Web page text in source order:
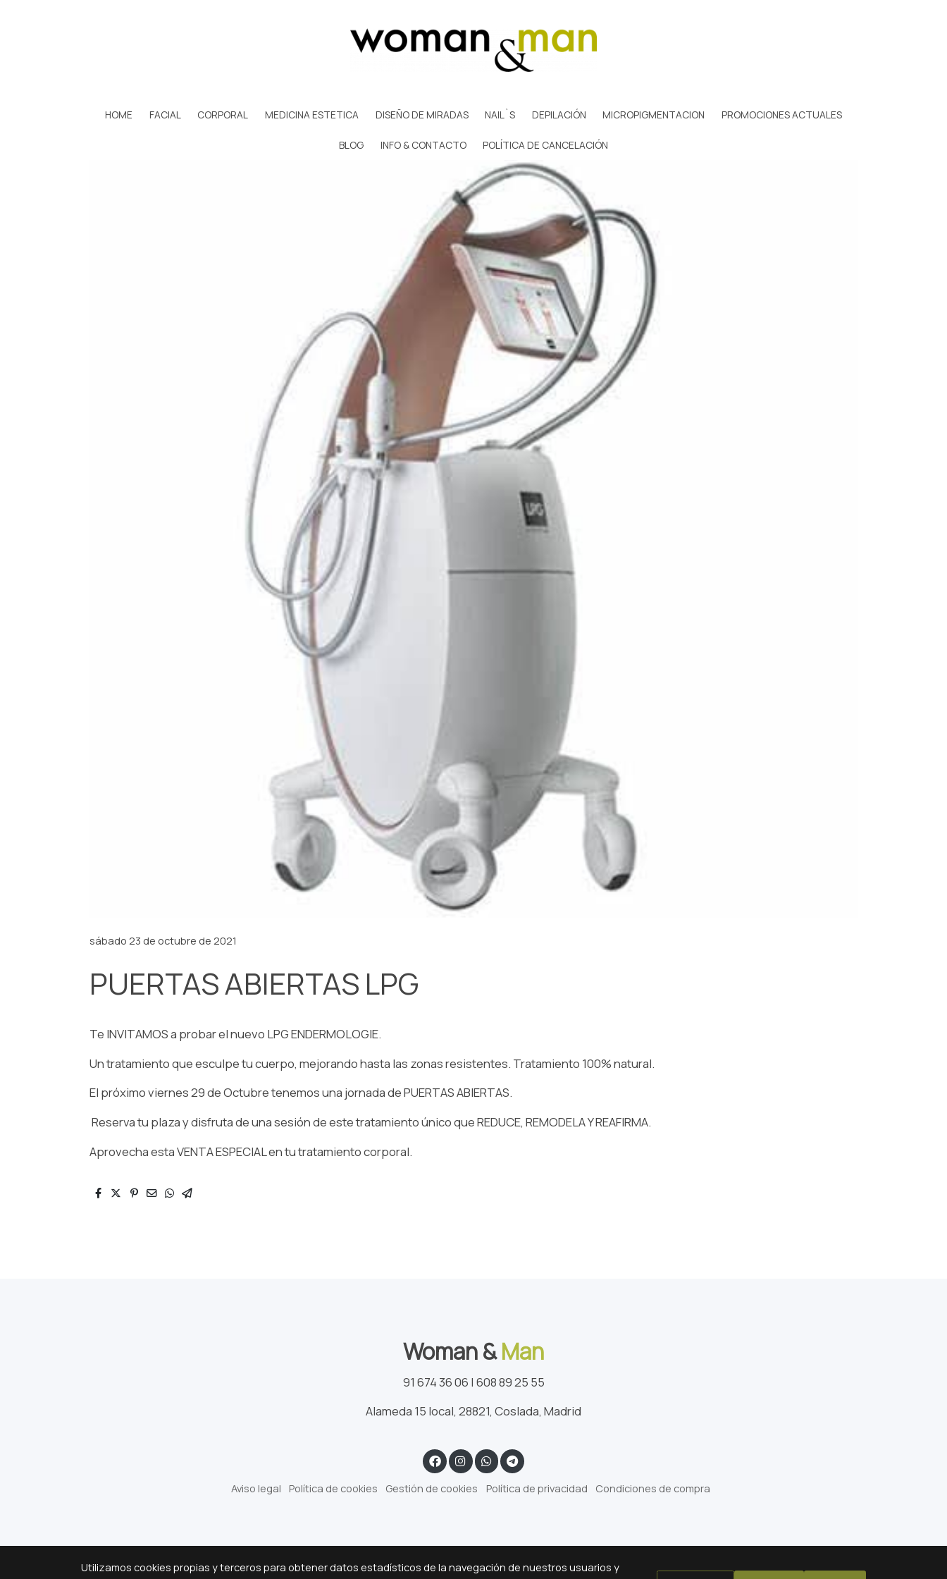
HOME FACIAL CORPORAL MEDICINA ESTETICA DISEÑO DE MIRADAS NAIL`S DEPILACIÓN MICROPIGMENTACION PROMOCIONES ACTUALES
BLOG INFO & CONTACTO POLÍTICA DE CANCELACIÓN
sábado 23 de octubre de 2021
PUERTAS ABIERTAS LPG
Te INVITAMOS a probar el nuevo LPG ENDERMOLOGIE.
Un tratamiento que esculpe tu cuerpo, mejorando hasta las zonas resistentes. Tratamiento 100% natural.
El próximo viernes 29 de Octubre tenemos una jornada de PUERTAS ABIERTAS.
Reserva tu plaza y disfruta de una sesión de este tratamiento único que REDUCE, REMODELA Y REAFIRMA.
Aprovecha esta VENTA ESPECIAL en tu tratamiento corporal.
Woman &Man
91 674 36 06 | 608 89 25 55
Alameda 15 local, 28821, Coslada, Madrid
Aviso legal Política de cookies Gestión de cookies Política de privacidad Condiciones de compra
Utilizamos cookies propias y terceros para obtener datos estadísticos de la navegación de nuestros usuarios y